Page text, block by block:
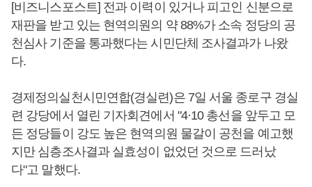
[비즈니스포스트] 전과 이력이 있거나 피고인 신분으로
재판을 받고 있는 현역의원의 약 88%가 소속 정당의 공
천심사 기준을 통과했다는 시민단체 조사결과가 나왔
다.
경제정의실천시민연합(경실련)은 7일 서울 종로구 경실
련 강당에서 열린 기자회견에서 "4·10 총선을 앞두고 모
든 정당들이 강도 높은 현역의원 물갈이 공천을 예고했
지만 심층조사결과 실효성이 없었던 것으로 드러났
다"고 말했다.